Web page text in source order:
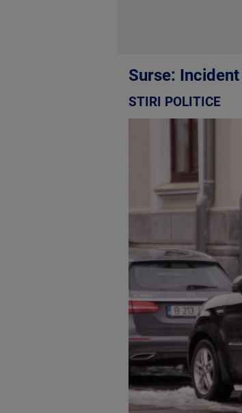
Surse:
STIRI POLITICE